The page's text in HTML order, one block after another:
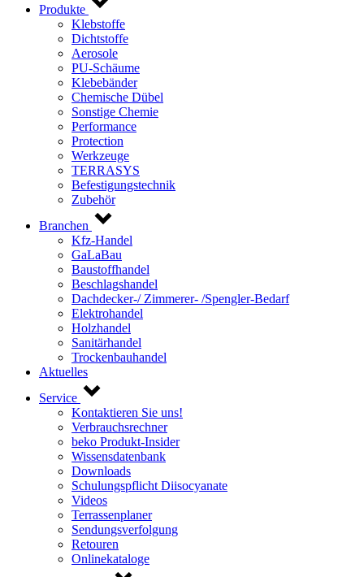
Produkte
Klebstoffe
Dichtstoffe
Aerosole
PU-Schäume
Klebebänder
Chemische Dübel
Sonstige Chemie
Performance
Protection
Werkzeuge
TERRASYS
Befestigungstechnik
Zubehör
Branchen
Kfz-Handel
GaLaBau
Baustoffhandel
Beschlagshandel
Dachdecker-/ Zimmerer- /Spengler-Bedarf
Elektrohandel
Holzhandel
Sanitärhandel
Trockenbauhandel
Aktuelles
Service
Kontaktieren Sie uns!
Verbrauchsrechner
beko Produkt-Insider
Wissensdatenbank
Downloads
Schulungspflicht Diisocyanate
Videos
Terrassenplaner
Sendungsverfolgung
Retouren
Onlinekataloge